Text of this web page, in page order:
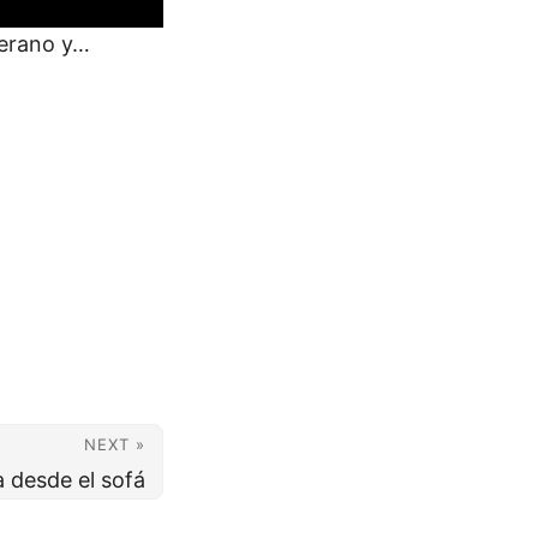
y…
NEXT »
desde el sofá